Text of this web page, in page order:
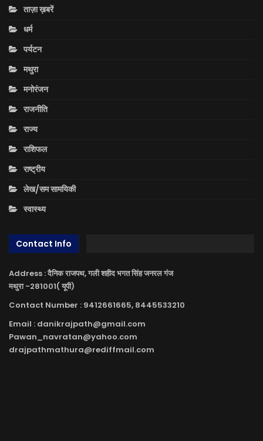
ताज़ा ख़बरें
धर्म
पर्यटन
मथुरा
मनोरंजन
राजनीति
राज्य
राशिफल
राष्ट्रीय
लेख/सम सामयिकी
स्वास्थ्य
Contact Info
Address : दैनिक राजपथ, गली शहीद भगत सिंह जनरल गंज
मथुरा -281001( यूपी)
Contact Number : 9412661665, 8445533210
Email : danikrajpath@gmail.com
Pawan_navratan@yahoo.com
drajpathmathura@rediffmail.com